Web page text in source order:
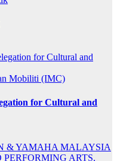
Mobiliti (IMC)
for Cultural and